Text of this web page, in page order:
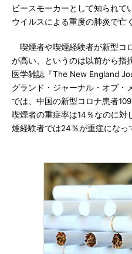
ビースモーカーとして知られて
ウイルスによる重度の肺炎で亡
喫煙者や喫煙経験者が新型コ
が高い、というのは以前から指
医学雑誌『The New England
グランド・ジャーナル・オブ・
では、中国の新型コロナ患者
喫煙者の重症率は14％なのに対
煙経験者では24％が重症になっ